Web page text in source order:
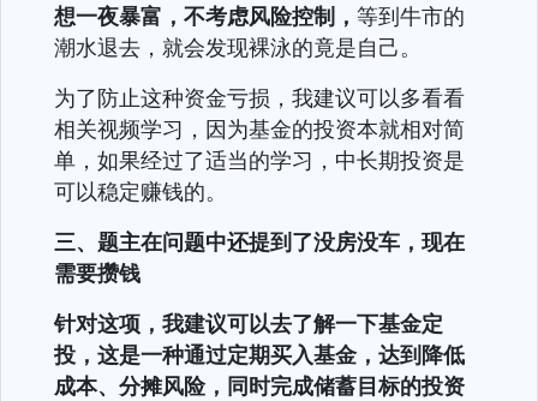
想一夜暴富，不考虑风险控制， 等到牛市的
潮水退去，就会发现裸泳的竟是自己。
为了防止这种资金亏损，我建议可以多看看
相关视频学习，因为基金的投资本就相对简
单，如果经过了适当的学习，中长期投资是
可以稳定赚钱的。
三、题主在问题中还提到了没房没车，现在
需要攒钱
针对这项，我建议可以去了解一下基金定
投，这是一种通过定期买入基金，达到降低
成本、分摊风险，同时完成储蓄目标的投资